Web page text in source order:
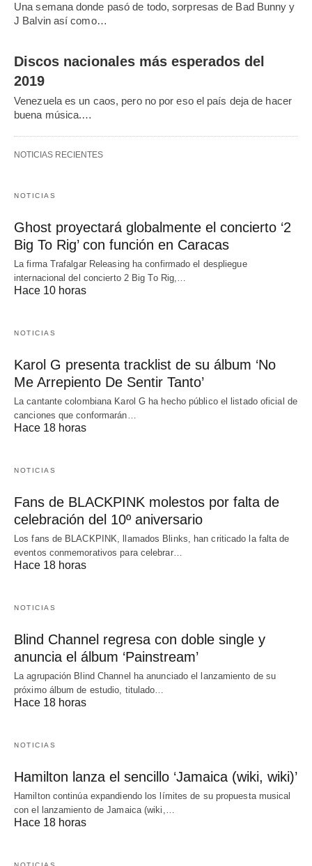
Una semana donde pasó de todo, sorpresas de Bad Bunny y
J Balvin así como…
Discos nacionales más esperados del
2019
Venezuela es un caos, pero no por eso el país deja de hacer
buena música.…
NOTICIAS RECIENTES
NOTICIAS
Ghost proyectará globalmente el concierto ‘2
Big To Rig’ con función en Caracas
La firma Trafalgar Releasing ha confirmado el despliegue
internacional del concierto 2 Big To Rig,…
Hace 10 horas
NOTICIAS
Karol G presenta tracklist de su álbum ‘No
Me Arrepiento De Sentir Tanto’
La cantante colombiana Karol G ha hecho público el listado oficial de
canciones que conformarán…
Hace 18 horas
NOTICIAS
Fans de BLACKPINK molestos por falta de
celebración del 10º aniversario
Los fans de BLACKPINK, llamados Blinks, han criticado la falta de
eventos conmemorativos para celebrar…
Hace 18 horas
NOTICIAS
Blind Channel regresa con doble single y
anuncia el álbum ‘Painstream’
La agrupación Blind Channel ha anunciado el lanzamiento de su
próximo álbum de estudio, titulado…
Hace 18 horas
NOTICIAS
Hamilton lanza el sencillo ‘Jamaica (wiki, wiki)’
Hamilton continúa expandiendo los límites de su propuesta musical
con el lanzamiento de Jamaica (wiki,…
Hace 18 horas